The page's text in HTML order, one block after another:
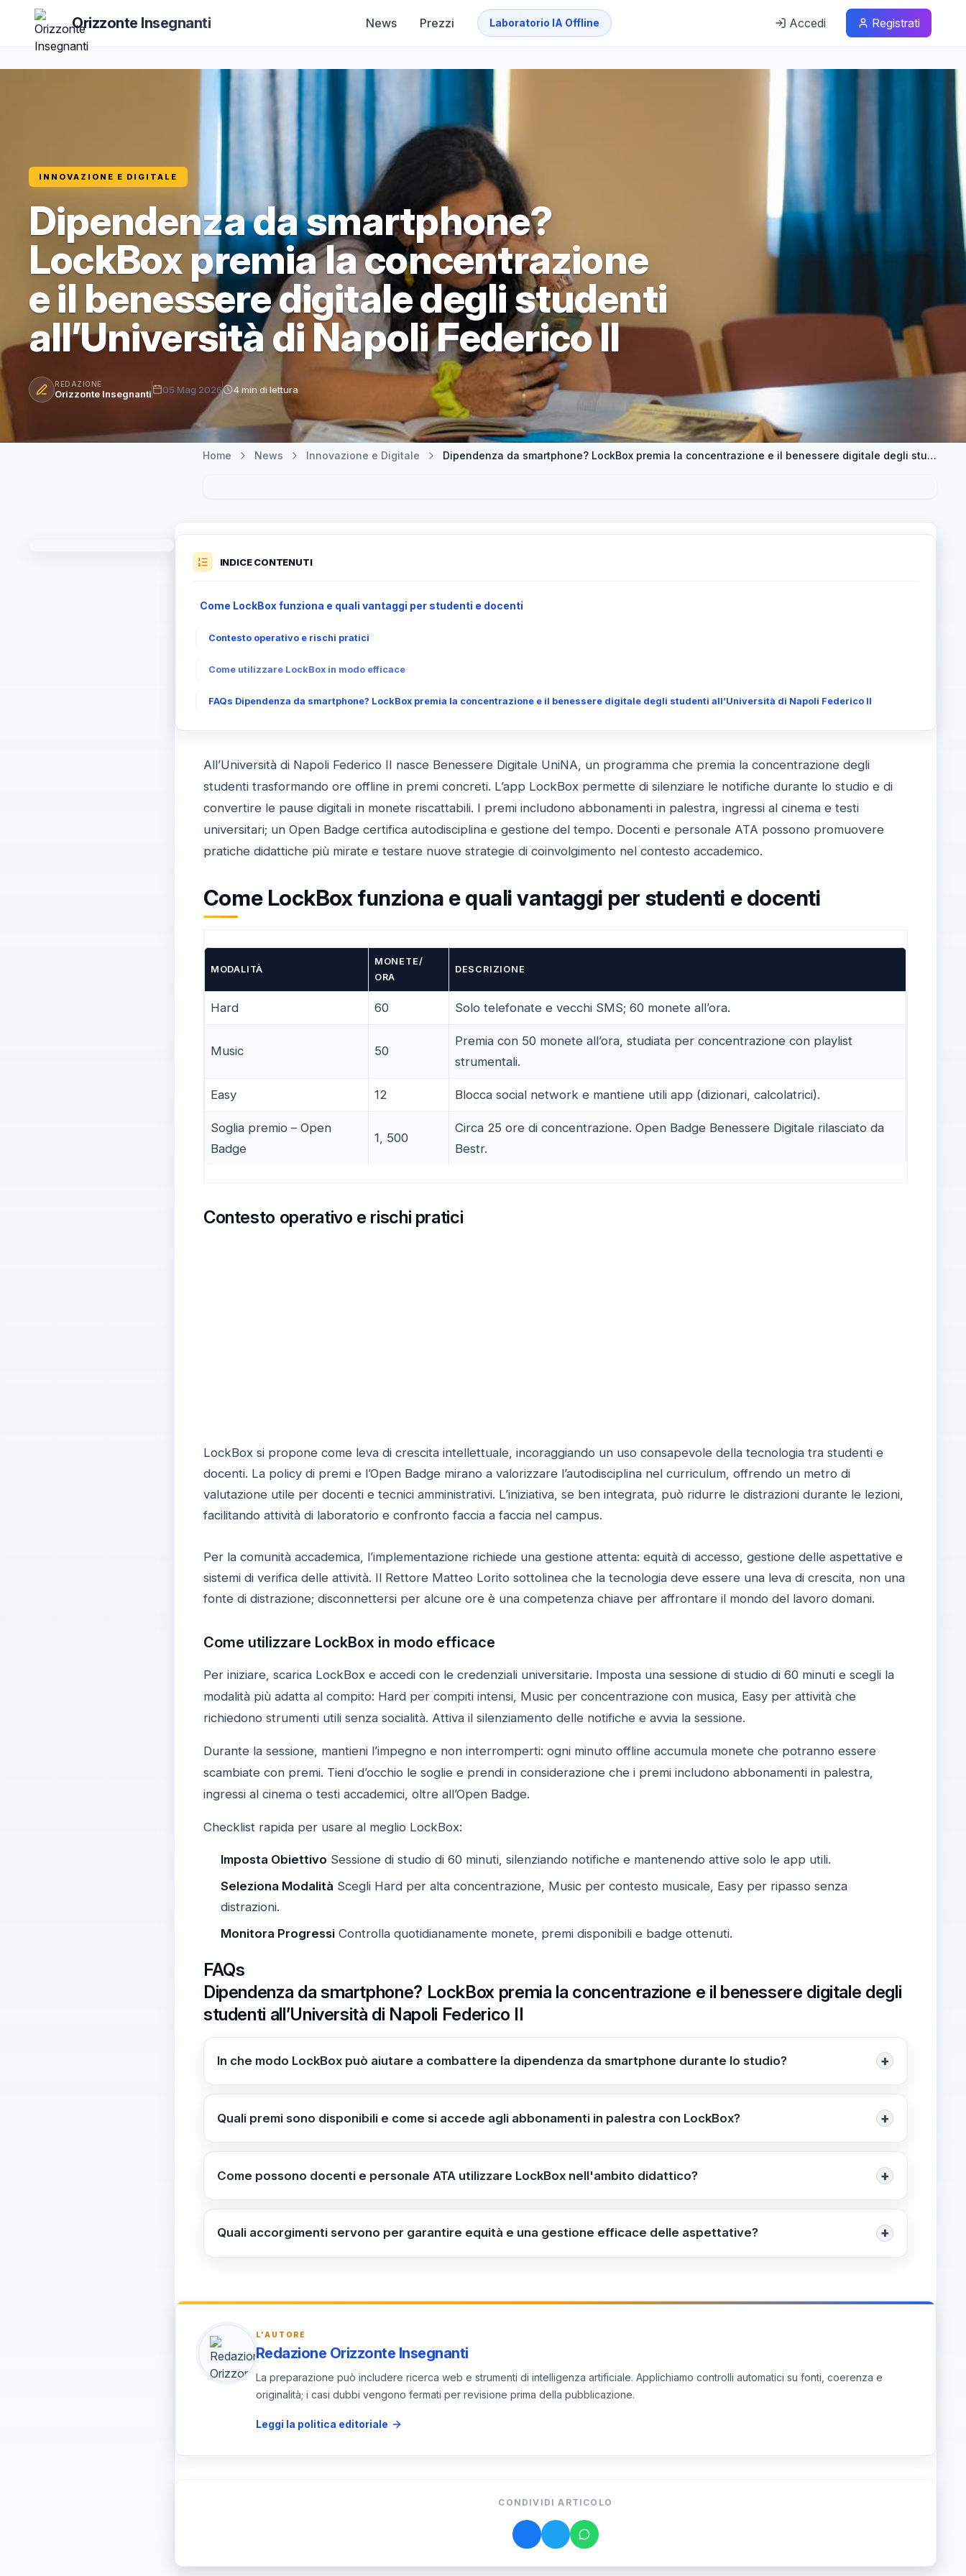
Orizzonte Insegnanti News Prezzi Laboratorio IA Offline Accedi Registrati
INNOVAZIONE E DIGITALE
Dipendenza da smartphone?
LockBox premia la concentrazione
e il benessere digitale degli studenti
all’Università di Napoli Federico II
REDAZIONE
Orizzonte Insegnanti 05 Mag 2026 4 min di lettura
Home News Innovazione e Digitale Dipendenza da smartphone? LockBox premia la concentrazione e il benessere digitale degli studenti all’Università di Napoli Federico II
INDICE CONTENUTI
Come LockBox funziona e quali vantaggi per studenti e docenti
Contesto operativo e rischi pratici
Come utilizzare LockBox in modo efficace
FAQs Dipendenza da smartphone? LockBox premia la concentrazione e il benessere digitale degli studenti all’Università di Napoli Federico II
All’Università di Napoli Federico II nasce Benessere Digitale UniNA, un programma che premia la concentrazione degli
studenti trasformando ore offline in premi concreti. L’app LockBox permette di silenziare le notifiche durante lo studio e di
convertire le pause digitali in monete riscattabili. I premi includono abbonamenti in palestra, ingressi al cinema e testi
universitari; un Open Badge certifica autodisciplina e gestione del tempo. Docenti e personale ATA possono promuovere
pratiche didattiche più mirate e testare nuove strategie di coinvolgimento nel contesto accademico.
Come LockBox funziona e quali vantaggi per studenti e docenti
MODALITÀ
MONETE/
ORA
DESCRIZIONE
Hard 60 Solo telefonate e vecchi SMS; 60 monete all’ora.
Music 50
Premia con 50 monete all’ora, studiata per concentrazione con playlist
strumentali.
Easy 12 Blocca social network e mantiene utili app (dizionari, calcolatrici).
Soglia premio – Open
Badge
1, 500
Circa 25 ore di concentrazione. Open Badge Benessere Digitale rilasciato da
Bestr.
Contesto operativo e rischi pratici
LockBox si propone come leva di crescita intellettuale, incoraggiando un uso consapevole della tecnologia tra studenti e
docenti. La policy di premi e l’Open Badge mirano a valorizzare l’autodisciplina nel curriculum, offrendo un metro di
valutazione utile per docenti e tecnici amministrativi. L’iniziativa, se ben integrata, può ridurre le distrazioni durante le lezioni,
facilitando attività di laboratorio e confronto faccia a faccia nel campus.
Per la comunità accademica, l’implementazione richiede una gestione attenta: equità di accesso, gestione delle aspettative e
sistemi di verifica delle attività. Il Rettore Matteo Lorito sottolinea che la tecnologia deve essere una leva di crescita, non una
fonte di distrazione; disconnettersi per alcune ore è una competenza chiave per affrontare il mondo del lavoro domani.
Come utilizzare LockBox in modo efficace
Per iniziare, scarica LockBox e accedi con le credenziali universitarie. Imposta una sessione di studio di 60 minuti e scegli la
modalità più adatta al compito: Hard per compiti intensi, Music per concentrazione con musica, Easy per attività che
richiedono strumenti utili senza socialità. Attiva il silenziamento delle notifiche e avvia la sessione.
Durante la sessione, mantieni l’impegno e non interromperti: ogni minuto offline accumula monete che potranno essere
scambiate con premi. Tieni d’occhio le soglie e prendi in considerazione che i premi includono abbonamenti in palestra,
ingressi al cinema o testi accademici, oltre all’Open Badge.
Checklist rapida per usare al meglio LockBox:
Imposta Obiettivo Sessione di studio di 60 minuti, silenziando notifiche e mantenendo attive solo le app utili.
Seleziona Modalità Scegli Hard per alta concentrazione, Music per contesto musicale, Easy per ripasso senza
distrazioni.
Monitora ProgressiControlla quotidianamente monete, premi disponibili e badge ottenuti.
FAQs
Dipendenza da smartphone? LockBox premia la concentrazione e il benessere digitale degli
studenti all’Università di Napoli Federico II
In che modo LockBox può aiutare a combattere la dipendenza da smartphone durante lo studio? +
LockBox silenzia le notifiche durante la sessione di studio e trasforma le pause in monete. I premi includono
Quali premi sono disponibili e come si accede agli abbonamenti in palestra con LockBox? +
I premi includono abbonamenti in palestra, ingressi al cinema e testi universitari. Le monete si guadagnano durante le
sessioni di studio; la soglia premio (Open Badge Benessere Digitale rilasciato da Bestr) si raggiunge dopo circa 25 ore di
Come possono docenti e personale ATA utilizzare LockBox nell'ambito didattico? +
Possono promuovere pratiche didattiche più mirate e testare nuove strategie di coinvolgimento. L’Open Badge
valorizza autodisciplina e gestione del tempo, offrendo un metro di valutazione utile per docenti e tecnici amministrativi.
Quali accorgimenti servono per garantire equità e una gestione efficace delle aspettative? +
L’implementazione richiede equità di accesso, gestione delle aspettative e sistemi di verifica delle attività. È essenziale
L'AUTORE
Redazione Orizzonte Insegnanti
La preparazione può includere ricerca web e strumenti di intelligenza artificiale. Applichiamo controlli automatici su fonti, coerenza e
originalità; i casi dubbi vengono fermati per revisione prima della pubblicazione.
Leggi la politica editoriale
CONDIVIDI ARTICOLO